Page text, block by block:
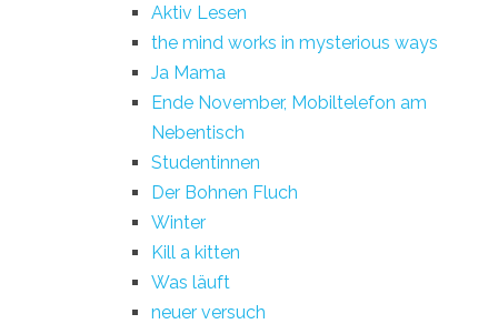
Aktiv Lesen
the mind works in mysterious ways
Ja Mama
Ende November, Mobiltelefon am
Nebentisch
Studentinnen
Der Bohnen Fluch
Winter
Kill a kitten
Was läuft
neuer versuch